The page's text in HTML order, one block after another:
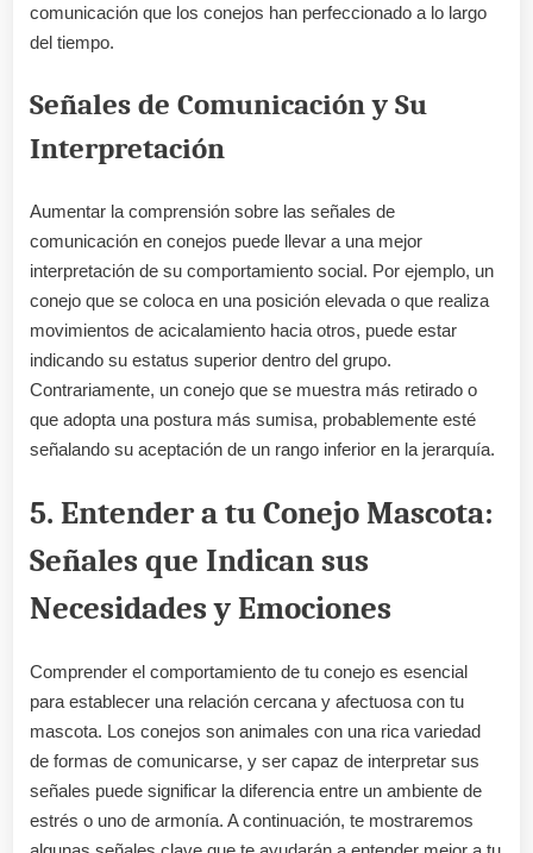
comunicación que los conejos han perfeccionado a lo largo
del tiempo.
Señales de Comunicación y Su
Interpretación
Aumentar la comprensión sobre las señales de
comunicación en conejos puede llevar a una mejor
interpretación de su comportamiento social. Por ejemplo, un
conejo que se coloca en una posición elevada o que realiza
movimientos de acicalamiento hacia otros, puede estar
indicando su estatus superior dentro del grupo.
Contrariamente, un conejo que se muestra más retirado o
que adopta una postura más sumisa, probablemente esté
señalando su aceptación de un rango inferior en la jerarquía.
5. Entender a tu Conejo Mascota:
Señales que Indican sus
Necesidades y Emociones
Comprender el comportamiento de tu conejo es esencial
para establecer una relación cercana y afectuosa con tu
mascota. Los conejos son animales con una rica variedad
de formas de comunicarse, y ser capaz de interpretar sus
señales puede significar la diferencia entre un ambiente de
estrés o uno de armonía. A continuación, te mostraremos